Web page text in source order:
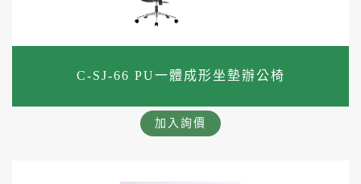
C-SJ-66 PU一體成形坐墊辦公椅
加入詢價